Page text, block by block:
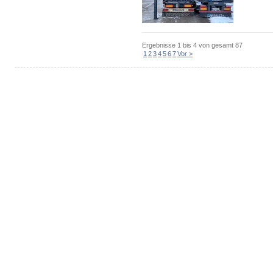
Ergebnisse 1 bis 4 von gesamt 87
1 234567Vor >